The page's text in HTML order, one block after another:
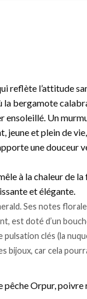
reflète l’attitude
la bergamote
Un
et plein de
une
à la chaleur de
et élégante.
Ses notes
est doté d’un
clés (la
bijoux, car cela
Orpur,